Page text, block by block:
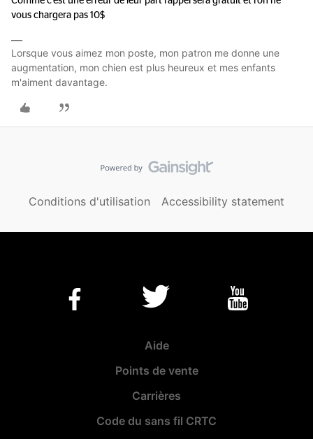
vous chargera pas 10$
Lorsque vous aimez mon poste, mon patron me donne une
augmentation, mon chien est plus heureux et mes enfants
m'aiment davantage.
Conditions d'utilisation Accessibility statement
Aide
Points de vente
Carrières
Code du sans fil CRTC